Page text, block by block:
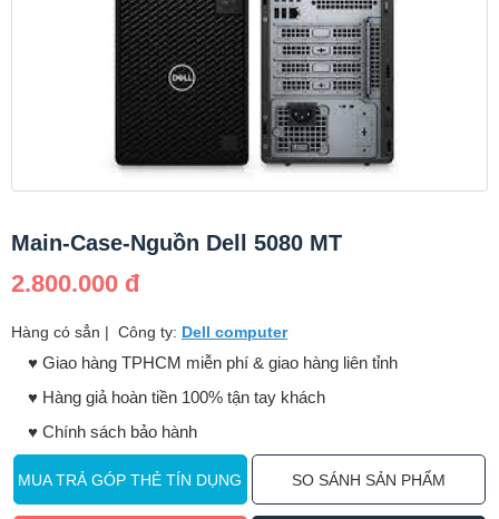
Main-Case-Nguồn Dell 5080 MT
2.800.000 đ
Hàng có sẳn | Công ty: Dell computer
♥️ Giao hàng TPHCM miễn phí & giao hàng liên tỉnh
♥️ Hàng giả hoàn tiền 100% tận tay khách
♥️ Chính sách bảo hành
MUA TRẢ GÓP THẺ TÍN DỤNG SO SÁNH SẢN PHẨM